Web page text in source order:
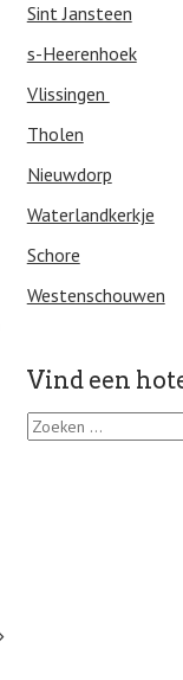
Sint Jansteen
s-Heerenhoek
Vlissingen
Tholen
Nieuwdorp
Waterlandkerkje
Schore
Westenschouwen
Vind een
Z
o